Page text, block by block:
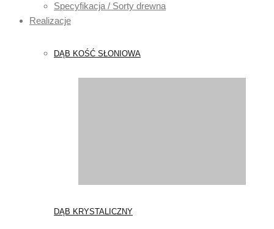
Specyfikacja / Sorty drewna
Realizacje
DĄB KOŚĆ SŁONIOWA
DĄB KRYSTALICZNY